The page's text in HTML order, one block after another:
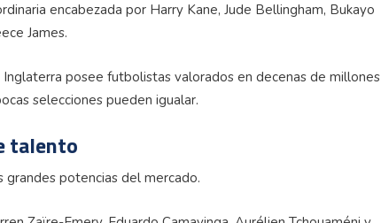
encabezada por Harry Kane, Jude Bellingham, Bukayo
James.
posee futbolistas valorados en decenas de millones
selecciones pueden igualar.
talento
grandes potencias del mercado.